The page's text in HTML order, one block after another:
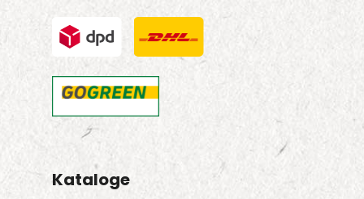
Kataloge